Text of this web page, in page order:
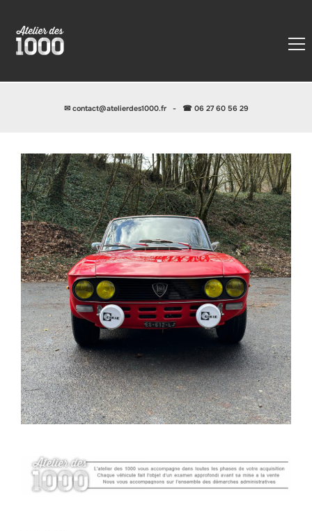
✉ contact@atelierdes1000.fr- ☎ 06 27 60 56 29